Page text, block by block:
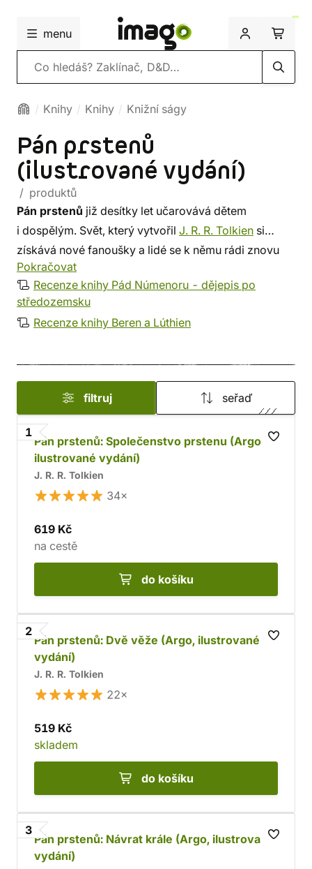
menu
Vyhledávání
Knihy Knihy Knižní ságy
Pán prstenů
(ilustrované vydání)
/ produktů
Pán prstenů již desítky let učarovává dětem
i dospělým. Svět, který vytvořil J. R. R. Tolkien si
získává nové fanoušky a lidé se k němu rádi znovu
a znovu vracejí. Objevte i vy kouzelný svět
Středozeměs tímto nádherným vydáním
nakladatelství
najdete navíc nádherné ilustrace, díky kterým se
obývaného elfy, trpaslíky a hobity.
Pokračovat
Recenze knihy Pád Númenoru - dějepis po
středozemsku
Recenze knihy Beren a Lúthien
filtruj seřaď
1
Pán prstenů: Společenstvo prstenu (Argo,
ilustrované vydání)
J. R. R. Tolkien
34×
619 Kč
na cestě
do košíku
2
Pán prstenů: Dvě věže (Argo, ilustrované
vydání)
J. R. R. Tolkien
22×
519 Kč
skladem
do košíku
3
Pán prstenů: Návrat krále (Argo, ilustrované
vydání)